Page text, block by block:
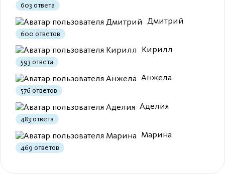
603 ответа
Дмитрий
600 ответов
Кирилл
593 ответа
Анжела
576 ответов
Аделия
483 ответа
Марина
469 ответов